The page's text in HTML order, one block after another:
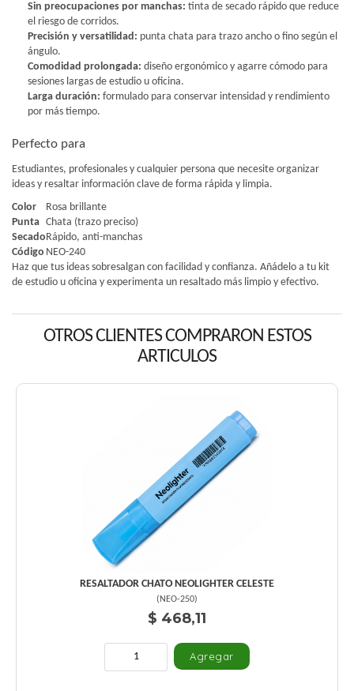
Sin preocupaciones por manchas: tinta de secado rápido que reduce
el riesgo de corridos.
Precisión y versatilidad: punta chata para trazo ancho o fino según el
ángulo.
Comodidad prolongada: diseño ergonómico y agarre cómodo para
sesiones largas de estudio u oficina.
Larga duración: formulado para conservar intensidad y rendimiento
por más tiempo.
Perfecto para
Estudiantes, profesionales y cualquier persona que necesite organizar
ideas y resaltar información clave de forma rápida y limpia.
Color
Rosa brillante
Punta Chata (trazo preciso)
SecadoRápido, anti-manchas
Código NEO-240
Haz que tus ideas sobresalgan con facilidad y confianza. Añádelo a tu kit
de estudio u oficina y experimenta un resaltado más limpio y efectivo.
OTROS CLIENTES COMPRARON ESTOS
ARTICULOS
RESALTADOR CHATO NEOLIGHTER CELESTE
(NEO-250)
$ 468,11